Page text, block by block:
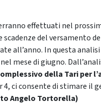
effettuati nel
del versamento
all’anno. In questa
mese di giugno.
della Tari per
ci consente di stimare il
Angelo Tortorella)